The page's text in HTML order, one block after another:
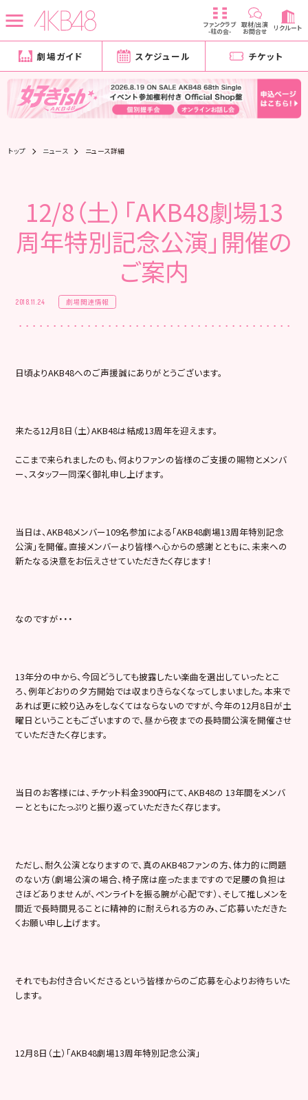
ファンクラブ
-柱の会-
取材/出演
お問合せ リクルート
劇場ガイド スケジュール チケット
トップ ニュース ニュース詳細
12/8（土）「AKB48劇場13
周年特別記念公演」開催の
ご案内
2018.11.24 劇場関連情報
日頃よりAKB48へのご声援誠にありがとうございます。
来たる12月8日（土）AKB48は結成13周年を迎えます。
ここまで来られましたのも、何よりファンの皆様のご支援の賜物とメンバ
ー、スタッフ一同深く御礼申し上げます。
当日は、AKB48メンバー109名参加による「AKB48劇場13周年特別記念
公演」を開催。直接メンバーより皆様へ心からの感謝とともに、未来への
新たなる決意をお伝えさせていただきたく存じます！
なのですが・・・
13年分の中から、今回どうしても披露したい楽曲を選出していったとこ
ろ、例年どおりの夕方開始では収まりきらなくなってしまいました。本来で
あれば更に絞り込みをしなくてはならないのですが、今年の12月8日が土
曜日ということもございますので、昼から夜までの長時間公演を開催させ
ていただきたく存じます。
当日のお客様には、チケット料金3900円にて、AKB48の 13年間をメンバ
ーとともにたっぷりと振り返っていただきたく存じます。
ただし、耐久公演となりますので、真のAKB48ファンの方、体力的に問題
のない方（劇場公演の場合、椅子席は座ったままですので足腰の負担は
さほどありませんが、ペンライトを振る腕が心配です）、そして推しメンを
間近で長時間見ることに精神的に耐えられる方のみ、ご応募いただきた
くお願い申し上げます。
それでもお付き合いくださるという皆様からのご応募を心よりお待ちいた
します。
12月8日（土）「AKB48劇場13周年特別記念公演」